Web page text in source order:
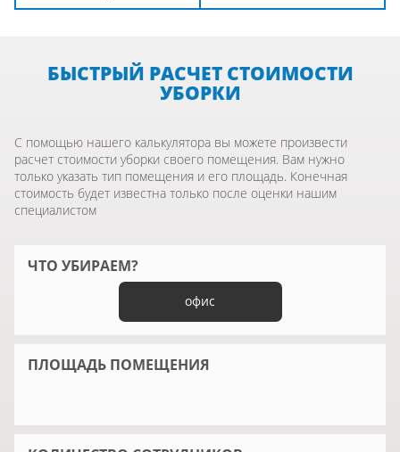
БЫСТРЫЙ РАСЧЕТ СТОИМОСТИ
УБОРКИ
С помощью нашего калькулятора вы можете произвести
расчет стоимости уборки своего помещения. Вам нужно
только указать тип помещения и его площадь. Конечная
стоимость будет известна только после оценки нашим
специалистом
ЧТО УБИРАЕМ?
офис
ПЛОЩАДЬ ПОМЕЩЕНИЯ